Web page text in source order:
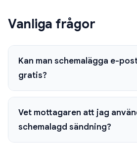
Vanliga frågor
Kan man schemalägga e-
gratis?
Vet mottagaren att jag
schemalagd sändning?